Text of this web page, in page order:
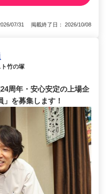
07/31 掲載終了日： 2026/10/08
竹の塚
周年・安心安定の上場企
を募集します！